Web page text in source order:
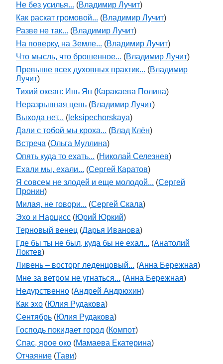
Не без усилья... (Владимир Лучит)
Как раскат громовой... (Владимир Лучит)
Разве не так... (Владимир Лучит)
На поверку, на Земле... (Владимир Лучит)
Что мысль, что брошенное... (Владимир Лучит)
Превыше всех духовных практик... (Владимир
Лучит)
Тихий океан: Инь Ян (Каракаева Полина)
Неразрывная цепь (Владимир Лучит)
Выхода нет... ( leksipechorskaya)
Дали с тобой мы кроха... (Влад Клён)
Встреча (Ольга Муллина)
Опять куда то ехать... (Николай Селезнев)
Ехали мы, ехали... (Сергей Каратов)
Я совсем не злодей и еще молодой... (Сергей
Пронин)
Милая, не говори... (Сергей Скала)
Эхо и Нарцисс (Юрий Юркий)
Терновый венец (Дарья Иванова)
Где бы ты не был, куда бы не ехал... (Анатолий
Локтев)
Ливень – восторг леденцовый... (Анна Бережная)
Мне за ветром не угнаться... (Анна Бережная)
Недурственно (Андрей Андрюхин)
Как эхо (Юлия Рудакова)
Сентябрь (Юлия Рудакова)
Господь покидает город (Компот)
Спас, ярое око (Мамаева Екатерина)
Отчаяние (Тави)